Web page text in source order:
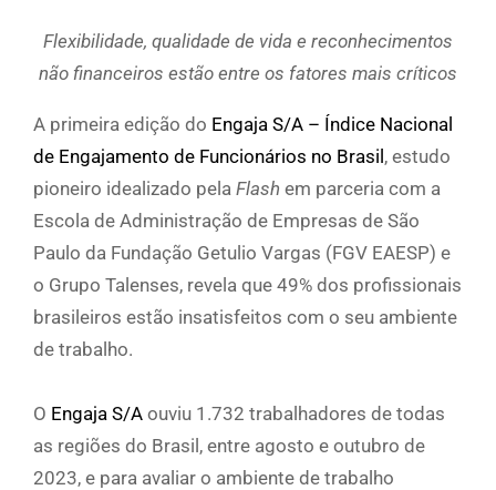
Flexibilidade, qualidade de vida e reconhecimentos
não financeiros estão entre os fatores mais críticos
A primeira edição do Engaja S/A – Índice Nacional
de Engajamento de Funcionários no Brasil, estudo
pioneiro idealizado pela Flash em parceria com a
Escola de Administração de Empresas de São
Paulo da Fundação Getulio Vargas (FGV EAESP) e
o Grupo Talenses, revela que 49% dos profissionais
brasileiros estão insatisfeitos com o seu ambiente
de trabalho.
O Engaja S/A ouviu 1.732 trabalhadores de todas
as regiões do Brasil, entre agosto e outubro de
2023, e para avaliar o ambiente de trabalho